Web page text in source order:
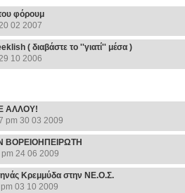
φόρουμ
02 2007
( διαβάστε το ''γιατί'' μέσα )
10 2006
ΑΛΛΟΥ!
pm 30 03 2009
ΒΟΡΕΙΟΗΠΕΙΡΩΤΗ
24 06 2009
Κρεμμύδα στην ΝΕ.Ο.Σ.
03 10 2009